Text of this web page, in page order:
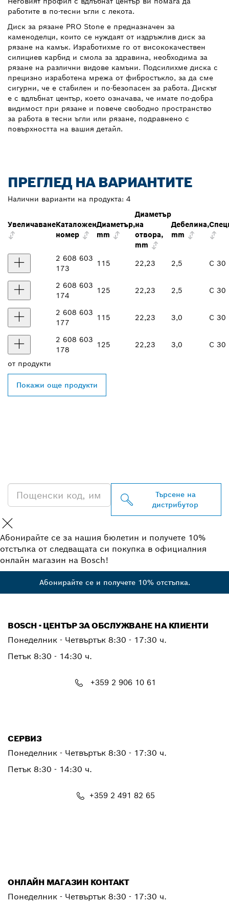
работите в по-тесни ъгли с лекота.
Диск за рязане PRO Stone е предназначен за
каменоделци, които се нуждаят от издръжлив диск за
рязане на камък. Изработихме го от висококачествен
силициев карбид и смола за здравина, необходима за
рязане на различни видове камъни. Подсилихме диска с
прецизно изработена мрежа от фибростъкло, за да сме
сигурни, че е стабилен и по-безопасен за работа. Дискът
е с вдлъбнат център, което означава, че имате по-добра
видимост при рязане и повече свободно пространство
за работа в тесни ъгли или рязане, подравнено с
повърхността на вашия детайл.
ПРЕГЛЕД НА ВАРИАНТИТЕ
Налични варианти на продукта: 4
УвеличаванеКаталожен
номер
Диаметър,
mm
Диаметър
на
отвора,
mm
Дебелина,
mm
2 608 603
173
115 22,23 2,5 C 30
2 608 603
174
125 22,23 2,5 C 30
2 608 603
177
115 22,23 3,0 C 30
2 608 603
178
125 22,23 3,0 C 30
от продукти
Покажи още продукти
Търсене на
дистрибутор
Абонирайте се за нашия бюлетин и получете 10%
отстъпка от следващата си покупка в официалния
онлайн магазин на Bosch!
Абонирайте се и получете 10% отстъпка.
BOSCH - ЦЕНТЪР ЗА ОБСЛУЖВАНЕ НА КЛИЕНТИ
Понеделник - Четвъртък 8:30 - 17:30 ч.
Петък 8:30 - 14:30 ч.
+359 2 906 10 61
СЕРВИЗ
Понеделник - Четвъртък 8:30 - 17:30 ч.
Петък 8:30 - 14:30 ч.
+359 2 491 82 65
ОНЛАЙН МАГАЗИН КОНТАКТ
Понеделник - Четвъртък 8:30 - 17:30 ч.